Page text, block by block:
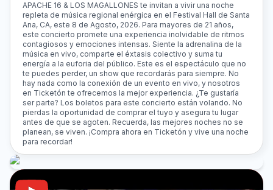
APACHE 16 & LOS MAGALLONES te invitan a vivir una noche
repleta de música regional enérgica en el Festival Hall de Santa
Ana, CA, este 8 de Agosto, 2026. Para mayores de 21 años,
este concierto promete una experiencia inolvidable de ritmos
contagiosos y emociones intensas. Siente la adrenalina de la
música en vivo, comparte el éxtasis colectivo y suma tu
energía a la euforia del público. Este es el espectáculo que no
te puedes perder, un show que recordarás para siempre. No
hay nada como la conexión de un evento en vivo, y nosotros
en Ticketón te ofrecemos la mejor experiencia. ¿Te gustaría
ser parte? Los boletos para este concierto están volando. No
pierdas la oportunidad de comprar el tuyo y asegura tu lugar
antes de que se agoten. Recuerda, las mejores noches no se
planean, se viven. ¡Compra ahora en Ticketón y vive una noche
para recordar!